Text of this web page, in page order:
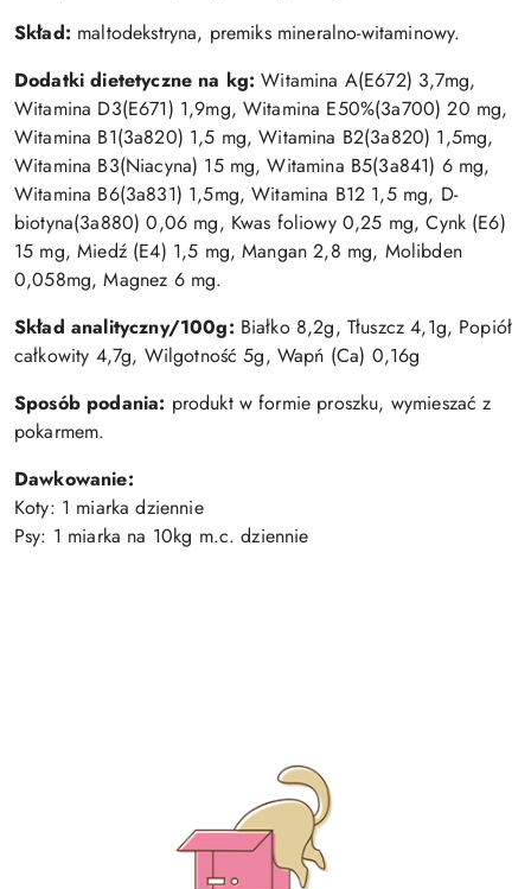
Skład: maltodekstryna, premiks mineralno-witaminowy.
Dodatki dietetyczne na kg:Witamina A(E672) 3,7mg,
Witamina D3(E671) 1,9mg, Witamina E50%(3a700) 20 mg,
Witamina B1(3a820) 1,5 mg, Witamina B2(3a820) 1,5mg,
Witamina B3(Niacyna) 15 mg, Witamina B5(3a841) 6 mg,
Witamina B6(3a831) 1,5mg, Witamina B12 1,5 mg, D-
biotyna(3a880) 0,06 mg, Kwas foliowy 0,25 mg, Cynk (E6)
15 mg, Miedź (E4) 1,5 mg, Mangan 2,8 mg, Molibden
0,058mg, Magnez 6 mg.
Skład analityczny/100g: Białko 8,2g, Tłuszcz 4,1g, Popiół
całkowity 4,7g, Wilgotność 5g, Wapń (Ca) 0,16g
Sposób podania: produkt w formie proszku, wymieszać z
pokarmem.
Dawkowanie:
Koty: 1 miarka dziennie
Psy: 1 miarka na 10kg m.c. dziennie